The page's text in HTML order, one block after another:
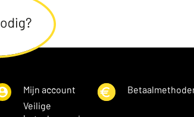
Mijn account
Veilige